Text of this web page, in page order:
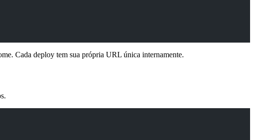
Cada deploy tem sua própria URL única internamente.